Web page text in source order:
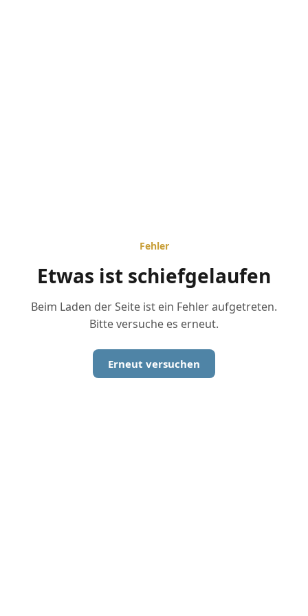
Fehler
Etwas ist schiefgelaufen
Beim Laden der Seite ist ein Fehler aufgetreten.
Bitte versuche es erneut.
Erneut versuchen